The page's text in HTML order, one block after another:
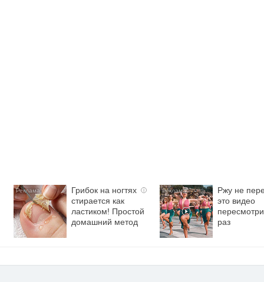
i
Грибок на ногтях
стирается как
ластиком! Простой
домашний метод
Ржу не
это видео
раз